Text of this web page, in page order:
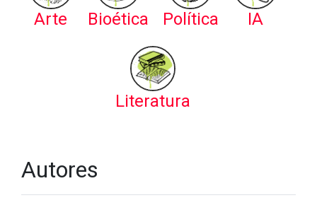
Arte Bioética Política IA
Literatura
Autores